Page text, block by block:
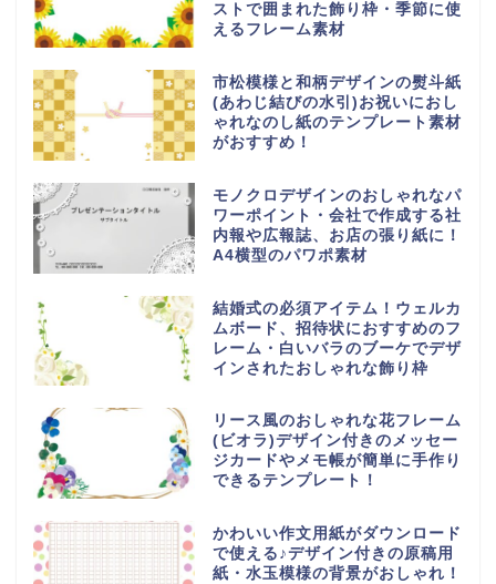
ストで囲まれた飾り枠・季節に使
えるフレーム素材
市松模様と和柄デザインの熨斗紙
(あわじ結びの水引)お祝いにおし
ゃれなのし紙のテンプレート素材
がおすすめ！
モノクロデザインのおしゃれなパ
ワーポイント・会社で作成する社
内報や広報誌、お店の張り紙に！
A4横型のパワポ素材
結婚式の必須アイテム！ウェルカ
ムボード、招待状におすすめのフ
レーム・白いバラのブーケでデザ
インされたおしゃれな飾り枠
リース風のおしゃれな花フレーム
(ビオラ)デザイン付きのメッセー
ジカードやメモ帳が簡単に手作り
できるテンプレート！
かわいい作文用紙がダウンロード
で使える♪デザイン付きの原稿用
紙・水玉模様の背景がおしゃれ！